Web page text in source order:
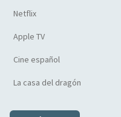
Netflix
Apple TV
Cine español
La casa del dragón